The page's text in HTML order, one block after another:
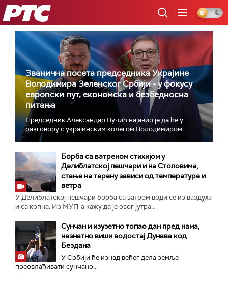
РТС
Званична посета председника Украјине
Володимира Зеленског Србији - у фокусу
европски пут, економска и безбедносна
питања
Председник Александар Вучић најавио је да ће у
разговору с украјинским колегом Володимиром...
Борба са ватреном стихијом у
Делиблатској пешчари и на Столовима,
стање на терену зависи од температуре и
ветра
У Делиблатској пешчари борба са ватром води се из ваздуха
и са копна. Из МУП-а кажу да је овог јутра...
Сунчан и изузетно топао дан пред нама,
незнатно виши водостај Дунава код
Бездана
У Србији ће изнад већег дела земље
преовлађивати сунчано...